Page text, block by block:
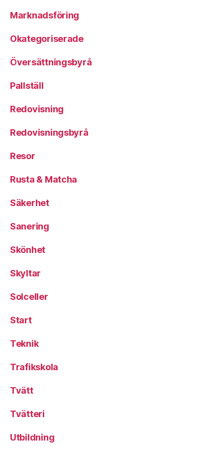
Marknadsföring
Okategoriserade
Översättningsbyrå
Pallställ
Redovisning
Redovisningsbyrå
Resor
Rusta & Matcha
Säkerhet
Sanering
Skönhet
Skyltar
Solceller
Start
Teknik
Trafikskola
Tvätt
Tvätteri
Utbildning